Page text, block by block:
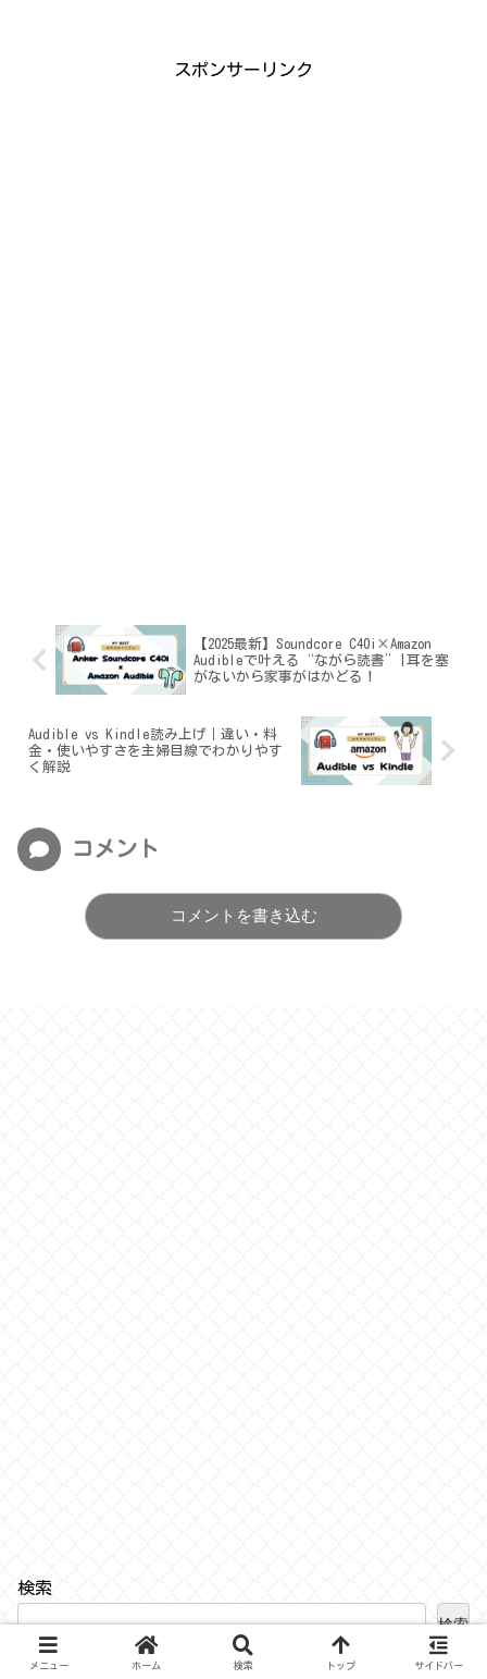
スポンサーリンク
【2025最新】Soundcore C40i×Amazon
Audibleで叶える“ながら読書”|耳を塞
がないから家事がはかどる！
Audible vs Kindle読み上げ｜違い・料
金・使いやすさを主婦目線でわかりやす
く解説
コメント
コメントを書き込む
検索
検索
メニュー ホーム 検索 トップ サイドバー